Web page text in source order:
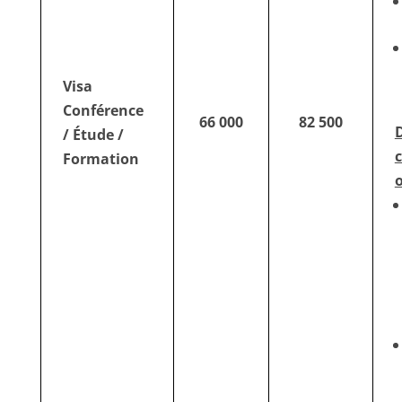
Visa
Conférence
/ Étude /
Formation
66 000 82 500